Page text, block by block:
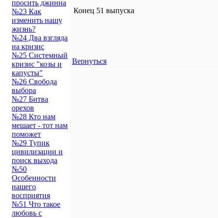
просить джинна
№23 Как
изменить нашу
жизнь?
№24 Два взгляда
на кризис
№25 Системный
кризис "козы и
капусты"
№26 Свобода
выбора
№27 Битва
орехов
№28 Кто нам
мешает - тот нам
поможет
№29 Тупик
цивилизации и
поиск выхода
№50
Особенности
нашего
восприятия
№51 Что такое
любовь с
Конец 51 выпуска
Вернуться